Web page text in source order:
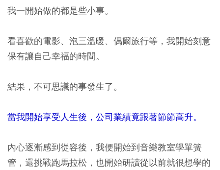
我一開始做的都是些小事。
看喜歡的電影、泡三溫暖、偶爾旅行等，我開始刻意
保有讓自己幸福的時間。
結果，不可思議的事發生了。
當我開始享受人生後，公司業績竟跟著節節高升。
內心逐漸感到從容後，我便開始到音樂教室學單簧
管，還挑戰跑馬拉松，也開始研讀從以前就很想學的